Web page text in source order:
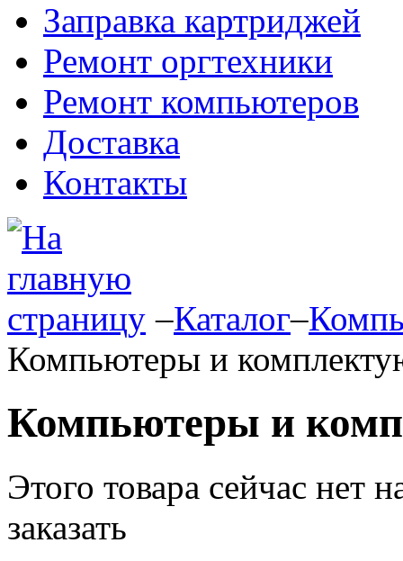
Заправка картриджей
Ремонт оргтехники
Ремонт компьютеров
Доставка
Контакты
–Каталог–
Компьютеры и
Компьютеры и
Этого товара сейчас нет
заказать